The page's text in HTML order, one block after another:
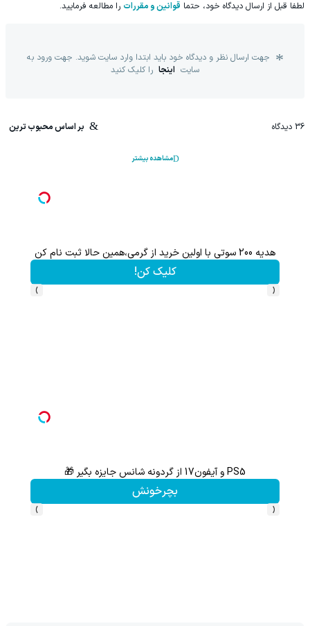
لطفا قبل از ارسال دیدگاه خود، حتما قوانین و مقررات را مطالعه فرمایید.
جهت ارسال نظر و دیدگاه خود باید ابتدا وارد سایت شوید. جهت ورود به
سایت اینجا را کلیک کنید
36 دیدگاه بر اساس محبوب ترین
مشاهده بیشتر
هدیه 200 سوتی با اولین خرید از گرمی،همین حالا ثبت نام کن
کلیک کن!
‹
›
PS5 و آیفون17 از گردونه شانس جایزه بگیر 🎁
بچرخونش
‹
›